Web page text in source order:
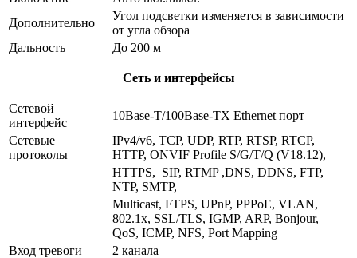
Дополнительно
Угол подсветки изменяется в зависимости
от угла обзора
Дальность
До 200 м
Сеть и интерфейсы
Сетевой
интерфейс
10Base-T/100Base-TX Ethernet порт
Сетевые
протоколы
IPv4/v6, TCP, UDP, RTP, RTSP, RTCP,
HTTP, ONVIF Profile S/G/T/Q (V18.12),
HTTPS, SIP, RTMP ,DNS, DDNS, FTP,
NTP, SMTP,
Multicast, FTPS, UPnP, PPPoE, VLAN,
802.1x, SSL/TLS, IGMP, ARP, Bonjour,
QoS, ICMP, NFS, Port Mapping
Вход тревоги
2 канала